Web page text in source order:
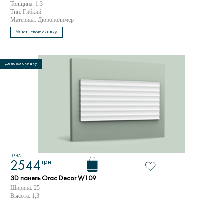
Толщина: 1.3
Тип: Гибкий
Материал: Дюрополимер
Узнать свою скидку
ЦЕНА
2544 грн
3D панель Orac Decor W109
Ширина: 25
Высота: 1,3
Делаем скидку